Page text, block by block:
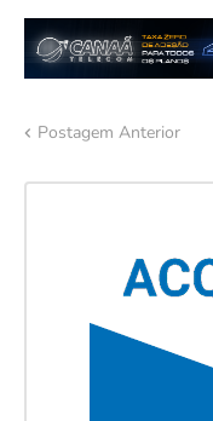
Postagem Anterior